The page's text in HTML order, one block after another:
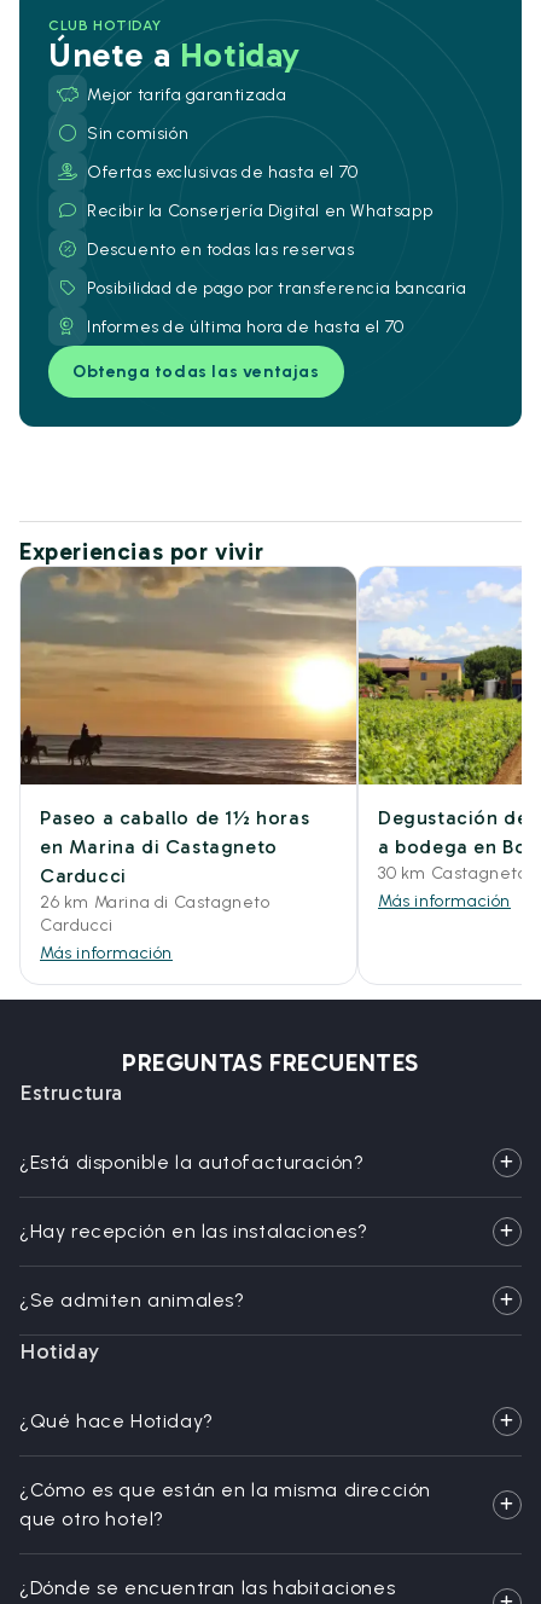
CLUB HOTIDAY
Únete aHotiday
Mejor tarifa garantizada
Sin comisión
Ofertas exclusivas de hasta el 70
Recibir la Conserjería Digital en Whatsapp
Descuento en todas las reservas
Posibilidad de pago por transferencia bancaria
Informes de última hora de hasta el 70
Obtenga todas las ventajas
Experiencias por vivir
Paseo a caballo de 1½ horas
en Marina di Castagneto
Carducci
26 km Marina di Castagneto
Carducci
Más información
Degustación de
a bodega en
30 km Castagneto
Más información
PREGUNTAS FRECUENTES
Estructura
¿Está disponible la autofacturación?
¿Hay recepción en las instalaciones?
¿Se admiten animales?
Hotiday
¿Qué hace Hotiday?
¿Cómo es que están en la misma dirección
que otro hotel?
¿Dónde se encuentran las habitaciones